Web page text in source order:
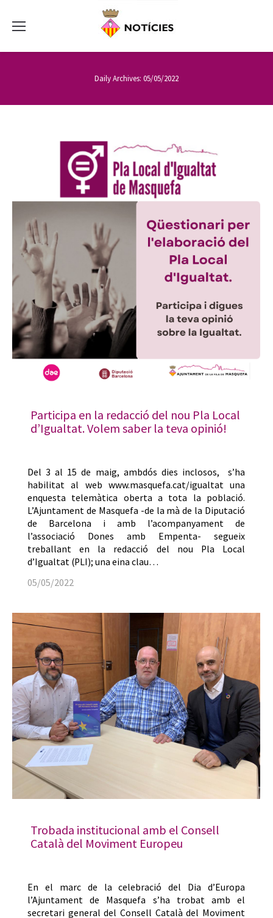
Daily Archives: 05/05/2022
Participa en la redacció del nou Pla Local
d’Igualtat. Volem saber la teva opinió!
Del 3 al 15 de maig, ambdós dies inclosos, s’ha
habilitat al web www.masquefa.cat/igualtat una
enquesta telemàtica oberta a tota la població.
L’Ajuntament de Masquefa -de la mà de la Diputació
de Barcelona i amb l’acompanyament de
l’associació Dones amb Empenta- segueix
treballant en la redacció del nou Pla Local
d’Igualtat (PLI); una eina clau…
05/05/2022
Trobada institucional amb el Consell
Català del Moviment Europeu
En el marc de la celebració del Dia d’Europa
l’Ajuntament de Masquefa s’ha trobat amb el
secretari general del Consell Català del Moviment